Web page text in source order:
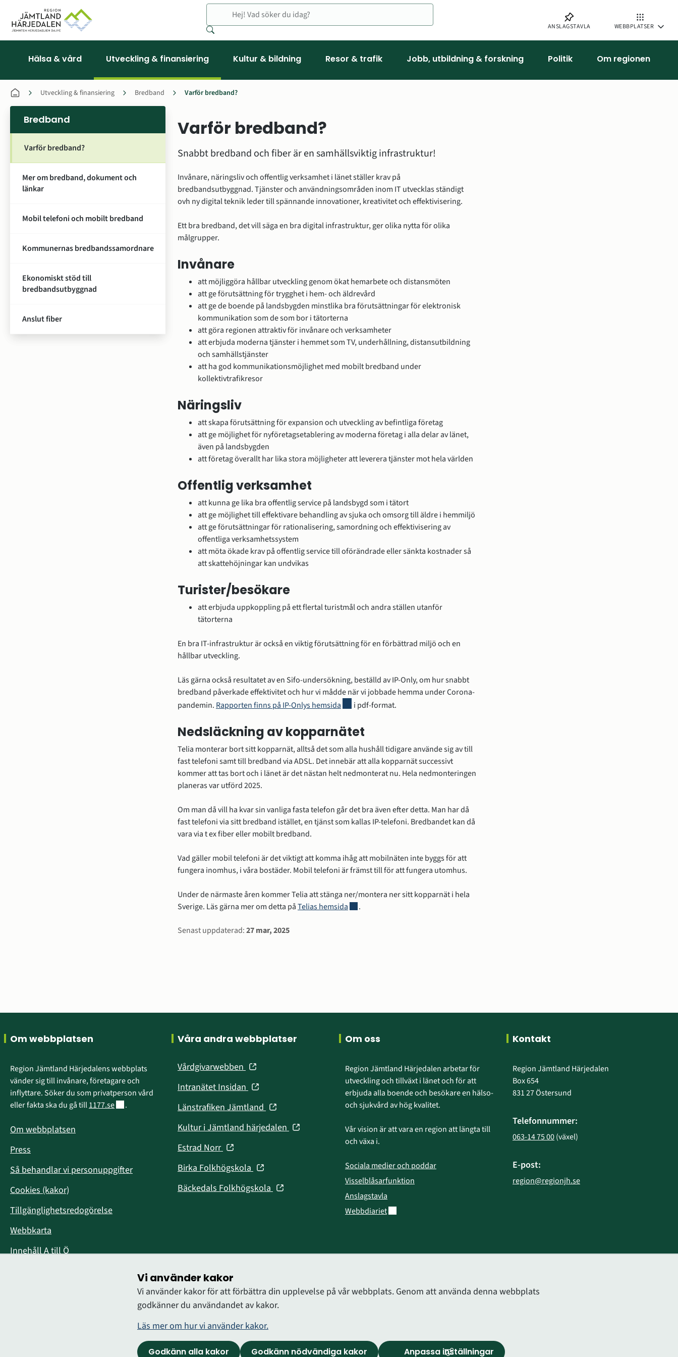
Vi använder kakor
Vi använder kakor för att förbättra din upplevelse på vår webbplats. Genom att använda denna webbplats
godkänner du användandet av kakor.
Läs mer om hur vi använder kakor.
Godkänn alla kakor Godkänn nödvändiga kakor Anpassa inställningar
ANSLAGSTAVLA WEBBPLATSER
Hälsa & vård Utveckling & finansiering Kultur & bildning Resor & trafik Jobb, utbildning & forskning Politik Om regionen
Utveckling & finansiering Bredband Varför bredband?
Bredband
Varför bredband?
Mer om bredband, dokument och
länkar
Mobil telefoni och mobilt bredband
Kommunernas bredbandssamordnare
Ekonomiskt stöd till
bredbandsutbyggnad
Anslut fiber
Varför bredband?
Snabbt bredband och fiber är en samhällsviktig infrastruktur!
Invånare, näringsliv och offentlig verksamhet i länet ställer krav på
bredbandsutbyggnad. Tjänster och användningsområden inom IT utvecklas ständigt
ovh ny digital teknik leder till spännande innovationer, kreativitet och effektivisering.
Ett bra bredband, det vill säga en bra digital infrastruktur, ger olika nytta för olika
målgrupper.
Invånare
att möjliggöra hållbar utveckling genom ökat hemarbete och distansmöten
att ge förutsättning för trygghet i hem- och äldrevård
att ge de boende på landsbygden minstlika bra förutsättningar för elektronisk
kommunikation som de som bor i tätorterna
att göra regionen attraktiv för invånare och verksamheter
att erbjuda moderna tjänster i hemmet som TV, underhållning, distansutbildning
och samhällstjänster
att ha god kommunikationsmöjlighet med mobilt bredband under
kollektivtrafikresor
Näringsliv
att skapa förutsättning för expansion och utveckling av befintliga företag
att ge möjlighet för nyföretagsetablering av moderna företag i alla delar av länet,
även på landsbygden
att företag överallt har lika stora möjligheter att leverera tjänster mot hela världen
Offentlig verksamhet
att kunna ge lika bra offentlig service på landsbygd som i tätort
att ge möjlighet till effektivare behandling av sjuka och omsorg till äldre i hemmiljö
att ge förutsättningar för rationalisering, samordning och effektivisering av
offentliga verksamhetssystem
att möta ökade krav på offentlig service till oförändrade eller sänkta kostnader så
att skattehöjningar kan undvikas
Turister/besökare
att erbjuda uppkoppling på ett flertal turistmål och andra ställen utanför
tätorterna
En bra IT-infrastruktur är också en viktig förutsättning för en förbättrad miljö och en
hållbar utveckling.
Läs gärna också resultatet av en Sifo-undersökning, beställd av IP-Only, om hur snabbt
bredband påverkade effektivitet och hur vi mådde när vi jobbade hemma under Corona-
pandemin. Rapporten finns på IP-Onlys hemsida Länk till annan webbplats, öppnas i nytt fönster.
i pdf-format.
Nedsläckning av kopparnätet
Telia monterar bort sitt kopparnät, alltså det som alla hushåll tidigare använde sig av till
fast telefoni samt till bredband via ADSL. Det innebär att alla kopparnät successivt
kommer att tas bort och i länet är det nästan helt nedmonterat nu. Hela nedmonteringen
planeras var utförd 2025.
Om man då vill ha kvar sin vanliga fasta telefon går det bra även efter detta. Man har då
fast telefoni via sitt bredband istället, en tjänst som kallas IP-telefoni. Bredbandet kan då
vara via t ex fiber eller mobilt bredband.
Vad gäller mobil telefoni är det viktigt att komma ihåg att mobilnäten inte byggs för att
fungera inomhus, i våra bostäder. Mobil telefoni är främst till för att fungera utomhus.
Under de närmaste åren kommer Telia att stänga ner/montera ner sitt kopparnät i hela
Sverige. Läs gärna mer om detta på Telias hemsida Länk till annan webbplats, öppnas i nytt fönster.
.
Sidinformation
Senast uppdaterad:27 mar, 2025
Sidfot
Om webbplatsen
Region Jämtland Härjedalens webbplats
vänder sig till invånare, företagare och
inflyttare. Söker du som privatperson vård
eller fakta ska du gå till 1177.seLänk till annan webbplats.
.
Om webbplatsen
Press
Så behandlar vi personuppgifter
Cookies (kakor)
Tillgänglighetsredogörelse
Webbkarta
Innehåll A till Ö
Våra andra webbplatser
Vårdgivarwebben (öppnas
nytt
fönster)
Intranätet Insidan (öppnas
nytt
fönster)
Länstrafiken Jämtland (öppnas
nytt
Kultur i Jämtland härjedalen (öppnas
Estrad Norr (öppnas
nytt
fönster)
Birka Folkhögskola (öppnas
nytt
Bäckedals Folkhögskola (öppnas
Om oss
Region Jämtland Härjedalen arbetar för
utveckling och tillväxt i länet och för att
erbjuda alla boende och besökare en hälso-
och sjukvård av hög kvalitet.
Vår vision är att vara en region att längta till
och växa i.
Sociala medier och poddar
Visselblåsarfunktion
Anslagstavla
WebbdiarietLänk till annan webbplats.
Kontakt
Region Jämtland Härjedalen
Box 654
831 27 Östersund
Telefonnummer:
063-14 75 00 (växel)
E-post:
region@regionjh.se